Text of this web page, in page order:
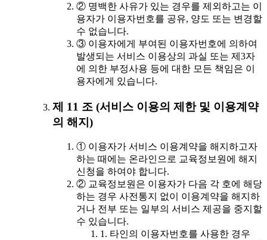
② 명백한 사유가 있는 경우를 제외하고는 이
용자가 이용자번호를 공유, 양도 또는 변경할
수 없습니다.
③ 이용자에게 부여된 이용자번호에 의하여
발생되는 서비스 이용상의 과실 또는 제3자
에 의한 부정사용 등에 대한 모든 책임은 이
용자에게 있습니다.
제 11 조 (서비스 이용의 제한 및 이용계약
의 해지)
① 이용자가 서비스 이용계약을 해지하고자
하는 때에는 온라인으로 교육정보원에 해지
신청을 하여야 합니다.
② 교육정보원은 이용자가 다음 각 호에 해당
하는 경우 사전통지 없이 이용계약을 해지하
거나 전부 또는 일부의 서비스 제공을 중지할
수 있습니다.
1. 타인의 이용자번호를 사용한 경우